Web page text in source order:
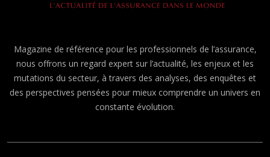
Magazine de référence pour les professionnels de l’assurance,
nous offrons un regard expert sur l’actualité, les enjeux et les
mutations du secteur, à travers des analyses, des enquêtes et
des perspectives pensées pour mieux comprendre un univers en
constante évolution.